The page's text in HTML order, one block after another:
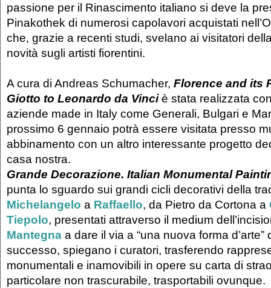
passione per il Rinascimento italiano si deve la
Pinakothek di numerosi capolavori acquistati
che, grazie a recenti studi, svelano ai visitatori
novità sugli artisti fiorentini.
A cura di Andreas Schumacher, Florence and its
Giotto to Leonardo da Vinciè stata realizzata
aziende made in Italy come Generali, Bulgari e
prossimo 6 gennaio potrà essere visitata presso
abbinamento con un altro interessante progetto
casa nostra.
Grande Decorazione. Italian Monumental
punta lo sguardo sui grandi cicli decorativi della
Michelangelo a Raffaello, da Pietro da Cortona a
Tiepolo, presentati attraverso il medium
Mantegna a dare il via a “una nuova forma d’arte”
successo, spiegano i curatori, trasferendo
monumentali e inamovibili in opere su carta di
particolare non trascurabile, trasportabili ovunque.